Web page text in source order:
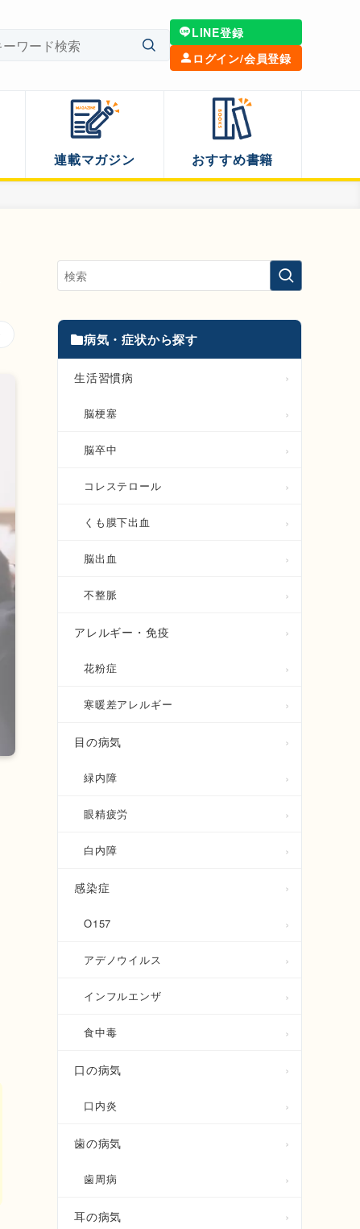
LINE登録
ログイン/会員登録
連載マガジン おすすめ書籍
病気・症状から探す
生活習慣病
脳梗塞
脳卒中
コレステロール
くも膜下出血
脳出血
不整脈
アレルギー・免疫
花粉症
寒暖差アレルギー
目の病気
緑内障
眼精疲労
白内障
感染症
O157
アデノウイルス
インフルエンザ
食中毒
口の病気
口内炎
歯の病気
歯周病
耳の病気